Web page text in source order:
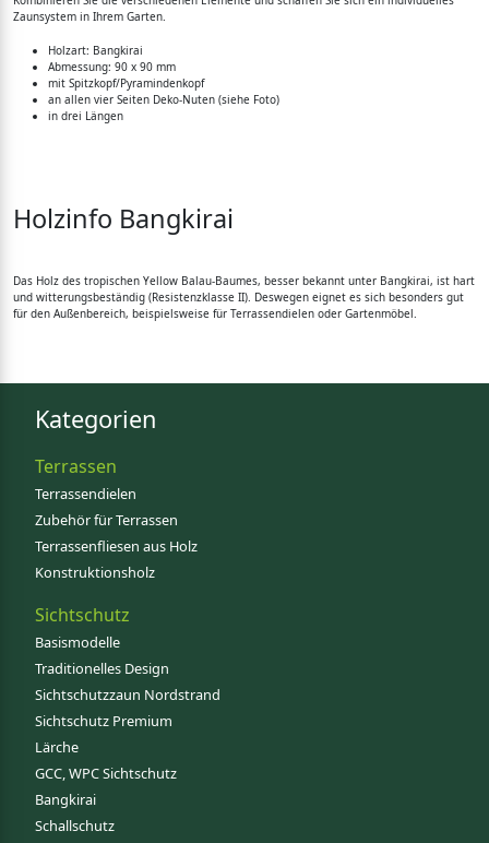
Zaunsystem in Ihrem Garten.
Holzart: Bangkirai
Abmessung: 90 x 90 mm
mit Spitzkopf/Pyramindenkopf
an allen vier Seiten Deko-Nuten (siehe Foto)
in drei Längen
Holzinfo Bangkirai
Das Holz des tropischen Yellow Balau-Baumes, besser bekannt unter Bangkirai, ist hart
und witterungsbeständig (Resistenzklasse II). Deswegen eignet es sich besonders gut
für den Außenbereich, beispielsweise für Terrassendielen oder Gartenmöbel.
Kategorien
Terrassen
Terrassendielen
Zubehör für Terrassen
Terrassenfliesen aus Holz
Konstruktionsholz
Sichtschutz
Basismodelle
Traditionelles Design
Sichtschutzzaun Nordstrand
Sichtschutz Premium
Lärche
GCC, WPC Sichtschutz
Bangkirai
Schallschutz